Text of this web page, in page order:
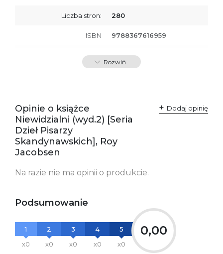
Liczba stron: 280
ISBN 9788367616959
SKU: K800705
Rozwiń
Opinie o książce
Niewidzialni (wyd.2) [Seria
Dzieł Pisarzy
Skandynawskich], Roy
Jacobsen
Dodaj opinię
Na razie nie ma opinii o produkcie.
Podsumowanie
1
x0
2
x0
3
x0
4
x0
5
x0
0,00